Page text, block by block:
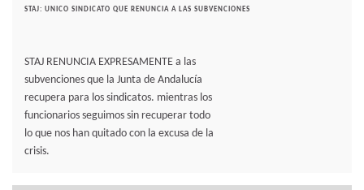
STAJ: UNICO SINDICATO QUE RENUNCIA A LAS SUBVENCIONES
STAJ RENUNCIA EXPRESAMENTE a las
subvenciones que la Junta de Andalucía
recupera para los sindicatos. mientras los
funcionarios seguimos sin recuperar todo
lo que nos han quitado con la excusa de la
crisis.